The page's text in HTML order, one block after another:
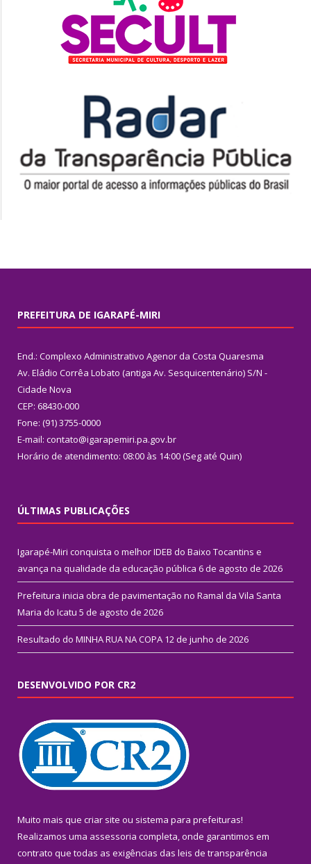
PREFEITURA DE IGARAPÉ-MIRI
End.: Complexo Administrativo Agenor da Costa Quaresma
Av. Eládio Corrêa Lobato (antiga Av. Sesquicentenário) S/N -
Cidade Nova
CEP: 68430-000
Fone: (91) 3755-0000
E-mail: contato@igarapemiri.pa.gov.br
Horário de atendimento: 08:00 às 14:00 (Seg até Quin)
ÚLTIMAS PUBLICAÇÕES
Igarapé-Miri conquista o melhor IDEB do Baixo Tocantins e
avança na qualidade da educação pública 6 de agosto de 2026
Prefeitura inicia obra de pavimentação no Ramal da Vila Santa
Maria do Icatu 5 de agosto de 2026
Resultado do MINHA RUA NA COPA 12 de junho de 2026
DESENVOLVIDO POR CR2
Muito mais que criar site ou sistema para prefeituras!
Realizamos uma assessoria completa, onde garantimos em
contrato que todas as exigências das leis de transparência